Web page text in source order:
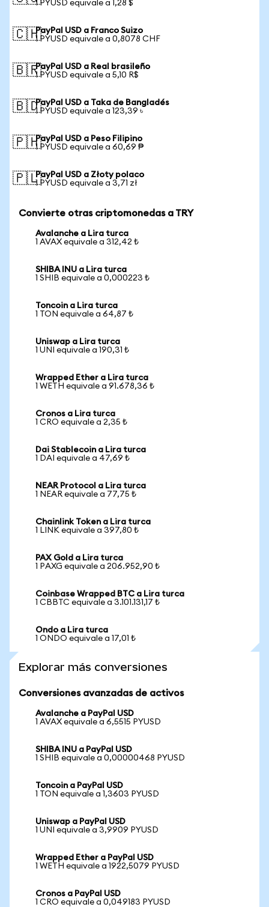
1 PYUSD equivale a 1,28 $
🇨🇭PayPal USD a Franco Suizo
1 PYUSD equivale a 0,8078 CHF
🇧🇷PayPal USD a Real brasileño
1 PYUSD equivale a 5,10 R$
🇧🇩PayPal USD a Taka de Bangladés
1 PYUSD equivale a 123,39 ৳
🇵🇭PayPal USD a Peso Filipino
1 PYUSD equivale a 60,69 ₱
🇵🇱PayPal USD a Złoty polaco
1 PYUSD equivale a 3,71 zł
Convierte otras criptomonedas a TRY
Avalanche a Lira turca
1 AVAX equivale a 312,42 ₺
SHIBA INU a Lira turca
1 SHIB equivale a 0,000223 ₺
Toncoin a Lira turca
1 TON equivale a 64,87 ₺
Uniswap a Lira turca
1 UNI equivale a 190,31 ₺
Wrapped Ether a Lira turca
1 WETH equivale a 91.678,36 ₺
Cronos a Lira turca
1 CRO equivale a 2,35 ₺
Dai Stablecoin a Lira turca
1 DAI equivale a 47,69 ₺
NEAR Protocol a Lira turca
1 NEAR equivale a 77,75 ₺
Chainlink Token a Lira turca
1 LINK equivale a 397,80 ₺
PAX Gold a Lira turca
1 PAXG equivale a 206.952,90 ₺
Coinbase Wrapped BTC a Lira turca
1 CBBTC equivale a 3.101.131,17 ₺
Ondo a Lira turca
1 ONDO equivale a 17,01 ₺
Explorar más conversiones
Conversiones avanzadas de activos
Avalanche a PayPal USD
1 AVAX equivale a 6,5515 PYUSD
SHIBA INU a PayPal USD
1 SHIB equivale a 0,00000468 PYUSD
Toncoin a PayPal USD
1 TON equivale a 1,3603 PYUSD
Uniswap a PayPal USD
1 UNI equivale a 3,9909 PYUSD
Wrapped Ether a PayPal USD
1 WETH equivale a 1922,5079 PYUSD
Cronos a PayPal USD
1 CRO equivale a 0,049183 PYUSD